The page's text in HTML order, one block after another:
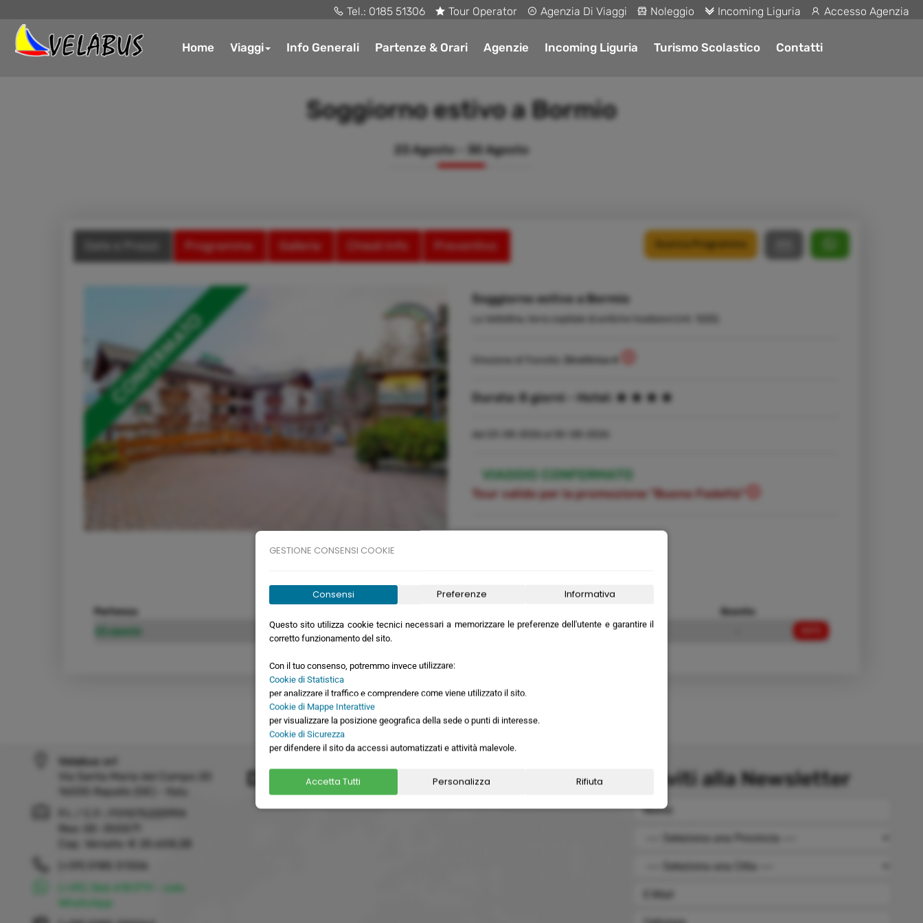
Tel.: 0185 51306 Tour Operator Agenzia Di Viaggi Noleggio Incoming Liguria Accesso Agenzia
Home Viaggi Info Generali Partenze & Orari Agenzie Incoming Liguria Turismo Scolastico Contatti
GESTIONE CONSENSI COOKIE
Consensi Preferenze Informativa
Questo sito utilizza cookie tecnici necessari a memorizzare le preferenze dell'utente e garantire il
corretto funzionamento del sito.
Con il tuo consenso, potremmo invece utilizzare:
Cookie di Statistica
per analizzare il traffico e comprendere come viene utilizzato il sito.
Cookie di Mappe Interattive
per visualizzare la posizione geografica della sede o punti di interesse.
Cookie di Sicurezza
per difendere il sito da accessi automatizzati e attività malevole.
Accetta Tutti Personalizza Rifiuta
Soggiorno estivo a Bormio
23 Agosto - 30 Agosto
Programma Galleria Chiedi Info Preventivo Scarica Programma
Soggiorno estivo a Bormio
Durata: 8 giorni - Hotel:
VIAGGIO CONFERMATO
Tour valido per la promozione "Buono Fedeltà"
Partenza
Sconto
23 agosto
30 agosto 8 giorni 970,00 €
Velabus srl
Via Santa Maria del Campo 20
16035 Rapallo (GE) - Italy
Rea: GE-355571
Cap. Versato: € 20.658,28
(+39) 366 6151711 - solo
WhatsApp
Dove siamo Iscriviti alla Newsletter